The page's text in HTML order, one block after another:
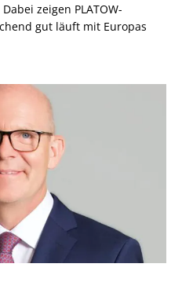
zeigen PLATOW-
gut läuft mit Europas